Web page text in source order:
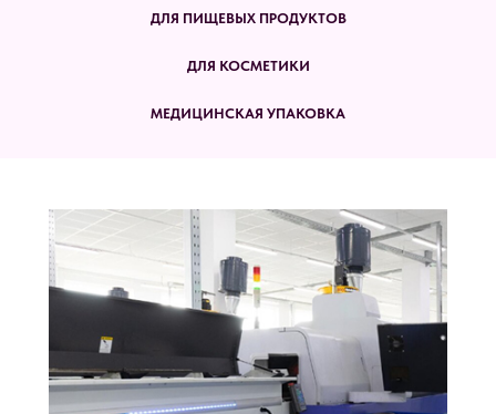
ДЛЯ ПИЩЕВЫХ ПРОДУКТОВ
ДЛЯ КОСМЕТИКИ
МЕДИЦИНСКАЯ УПАКОВКА